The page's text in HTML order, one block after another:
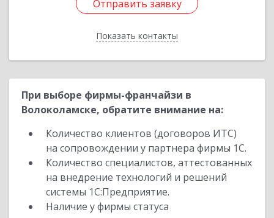
Отправить заявку
Показать контакты
Отправить заявку
Назад
При выборе фирмы-франчайзи в
Волоколамске, обратите внимание на:
Количество клиентов (договоров ИТС)
на сопровождении у партнера фирмы 1С.
Количество специалистов, аттестованных
на внедрение технологий и решений
системы 1С:Предприятие.
Наличие у фирмы статуса